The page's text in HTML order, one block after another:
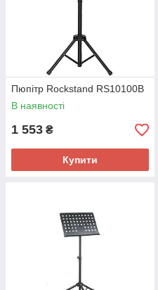
Пюпітр Rockstand RS10100B
В наявності
1 553 ₴
Купити